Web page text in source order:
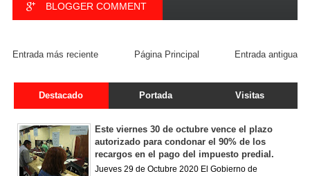
BLOGGER COMMENT
Entrada más reciente Entrada antigua
Página Principal
Destacado Portada Visitas
Este viernes 30 de octubre vence el plazo
autorizado para condonar el 90% de los
recargos en el pago del impuesto predial.
Jueves 29 de Octubre 2020 El Gobierno de